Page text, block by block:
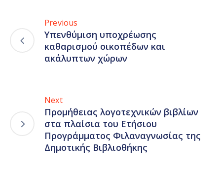
Previous
Υπενθύμιση υποχρέωσης
καθαρισμού οικοπέδων και
ακάλυπτων χώρων
Next
Προμήθειας λογοτεχνικών βιβλίων
στα πλαίσια του Ετήσιου
Προγράμματος Φιλαναγνωσίας της
Δημοτικής Βιβλιοθήκης